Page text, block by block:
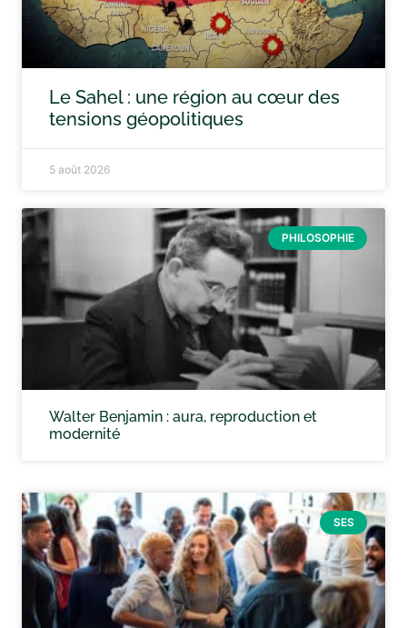
Le Sahel : une région au cœur des
tensions géopolitiques
5 août 2026
PHILOSOPHIE
Walter Benjamin : aura, reproduction et
modernité
SES